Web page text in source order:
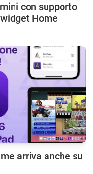
con supporto
Home
arriva anche su